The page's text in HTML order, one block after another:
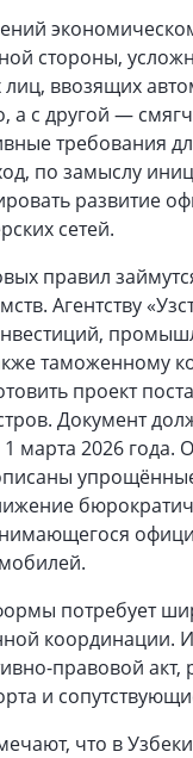
стороны,
лиц, ввозящих
а с другой —
требования
по замыслу
развитие
сетей.
правил
Агентству
таможенному
проект
Документ
марта 2026 года.
потребует
координации.
правовой акт,
и
что в